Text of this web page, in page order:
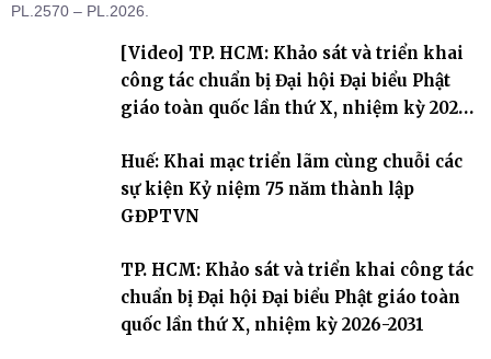
PL.2570 – PL.2026.
[Video] TP. HCM: Khảo sát và triển khai
công tác chuẩn bị Đại hội Đại biểu Phật
giáo toàn quốc lần thứ X, nhiệm kỳ 2026-
Huế: Khai mạc triển lãm cùng chuỗi các
sự kiện Kỷ niệm 75 năm thành lập
GĐPTVN
TP. HCM: Khảo sát và triển khai công tác
chuẩn bị Đại hội Đại biểu Phật giáo toàn
quốc lần thứ X, nhiệm kỳ 2026-2031